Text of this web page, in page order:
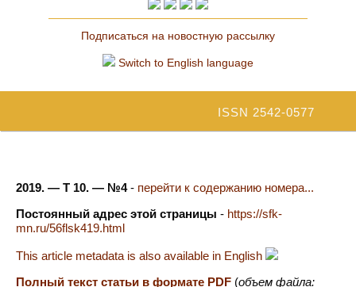
Подписаться на новостную рассылку
Switch to English language
ISSN 2542-0577
2019. — Т 10. — №4- перейти к содержанию номера...
Постоянный адрес этой страницы - https://sfk-
mn.ru/56flsk419.html
This article metadata is also available in English
Полный текст статьи в формате PDF (объем файла: